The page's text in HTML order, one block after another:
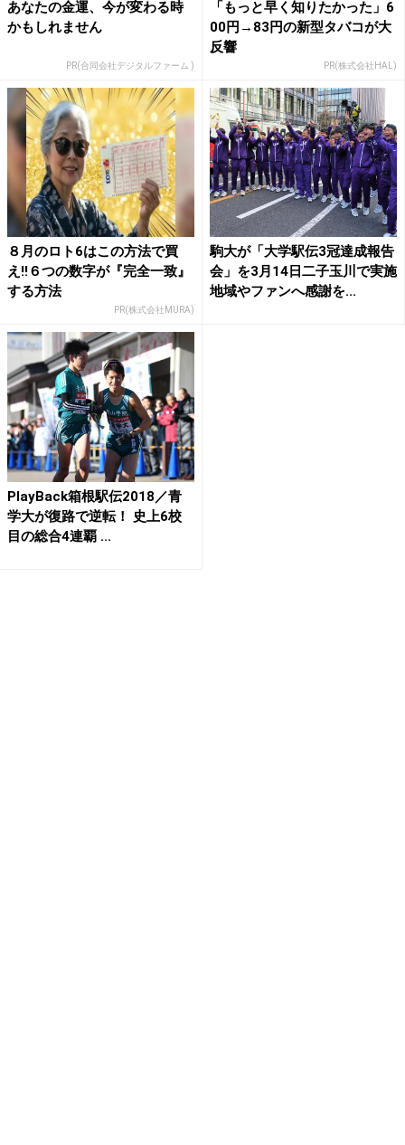
あなたの金運、今が変わる時
かもしれません
PR(合同会社デジタルファーム )
「もっと早く知りたかった」6
00円→83円の新型タバコが大
反響
PR(株式会社HAL)
８月のロト6はこの方法で買
え!!６つの数字が『完全一致』
する方法
PR(株式会社MURA)
駒大が「大学駅伝3冠達成報告
会」を3月14日二子玉川で実施
地域やファンへ感謝を...
PlayBack箱根駅伝2018／青
学大が復路で逆転！ 史上6校
目の総合4連覇 ...